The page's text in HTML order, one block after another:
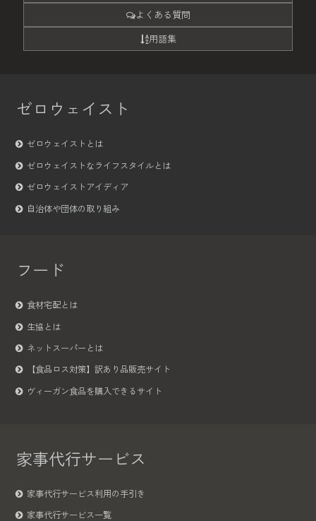
よくある質問
用語集
ゼロウェイスト
ゼロウェイストとは
ゼロウェイストなライフスタイルとは
ゼロウェイストアイディア
自治体や団体の取り組み
フード
食材宅配とは
生協とは
ネットスーパーとは
【食品ロス対策】訳あり品販売サイト
ヴィーガン食品を購入できるサイト
家事代行サービス
家事代行サービス利用の手引き
家事代行サービス一覧